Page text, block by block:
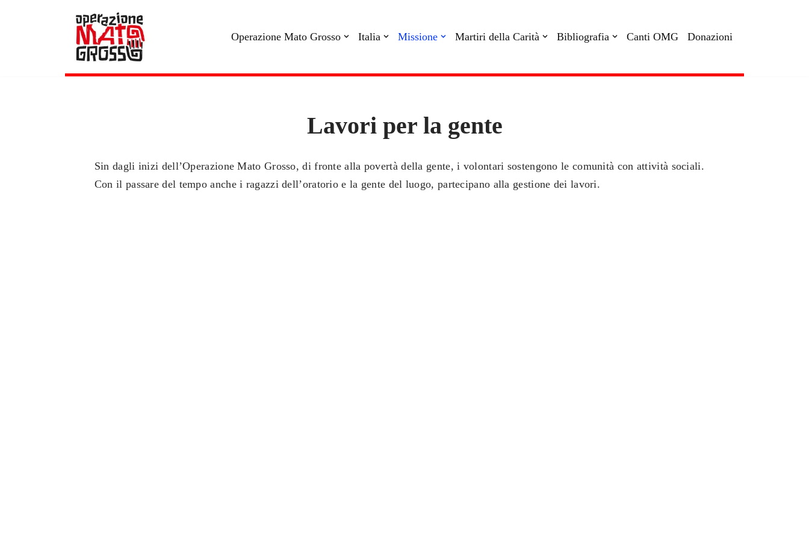
Operazione Mato Grosso Italia Missione Martiri della Carità Bibliografia Canti OMG Donazioni
Lavori per la gente
Sin dagli inizi dell’Operazione Mato Grosso, di fronte alla povertà della gente, i volontari sostengono le comunità con attività sociali.
Con il passare del tempo anche i ragazzi dell’oratorio e la gente del luogo, partecipano alla gestione dei lavori.